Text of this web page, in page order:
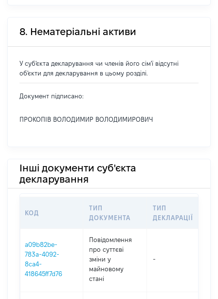
8. Нематеріальні активи
У суб'єкта декларування чи членів його сім'ї відсутні
об'єкти для декларування в цьому розділі.
Документ підписано:
ПРОКОПІВ ВОЛОДИМИР ВОЛОДИМИРОВИЧ
Інші документи суб'єкта
декларування
КОД
ТИП
ДОКУМЕНТА
ТИП
ДЕКЛАРАЦІЇ
a09b82be-
783a-4092-
8ca4-
418645ff7d76
Повідомлення
про суттєві
зміни y
майновому
стані
-